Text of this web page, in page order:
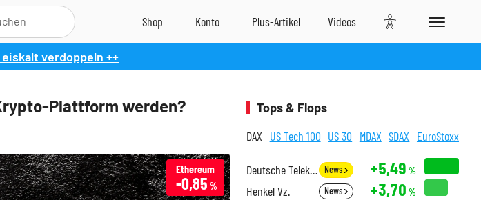
verdoppeln ++
Plattform werden?
Ethereum
-0,85 %
Tops & Flops
DAX US Tech 100 US 30 MDAX SDAX EuroStoxx
Deutsche Telekom News +5,49 %
Henkel Vz. News +3,70 %